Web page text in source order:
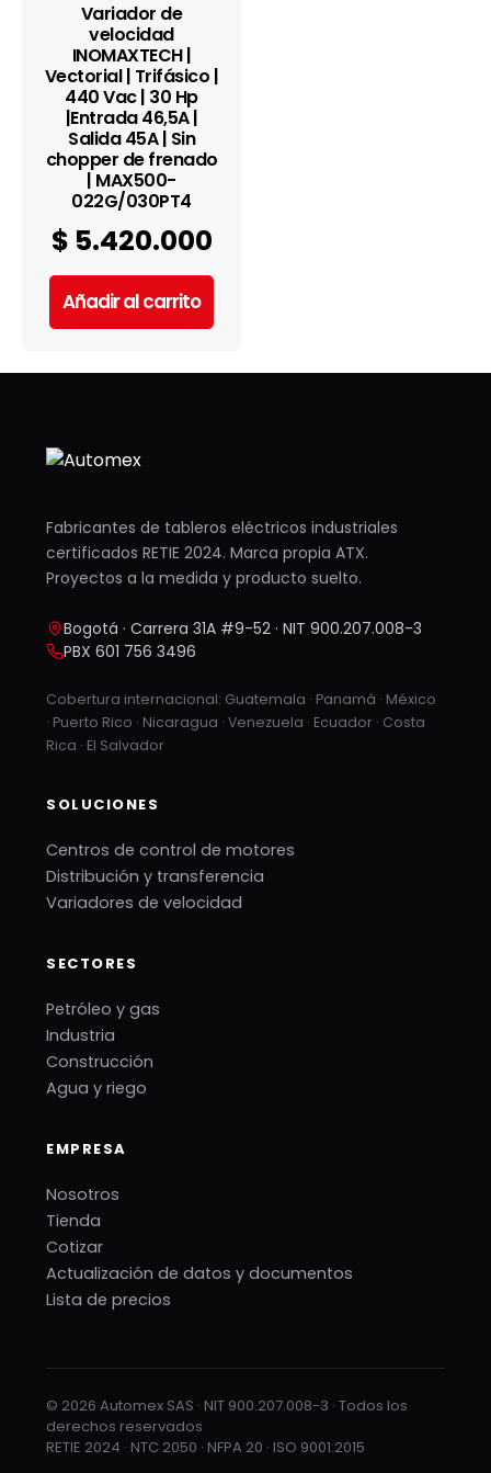
Variador de
velocidad
INOMAXTECH |
Vectorial | Trifásico |
440 Vac | 30 Hp
|Entrada 46,5A |
Salida 45A | Sin
chopper de frenado
| MAX500-
022G/030PT4
$ 5.420.000
Añadir al carrito
Fabricantes de tableros eléctricos industriales
certificados RETIE 2024. Marca propia ATX.
Proyectos a la medida y producto suelto.
Bogotá · Carrera 31A #9-52 · NIT 900.207.008-3
PBX 601 756 3496
Cobertura internacional: Guatemala · Panamá · México
· Puerto Rico · Nicaragua · Venezuela · Ecuador · Costa
Rica · El Salvador
SOLUCIONES
Centros de control de motores
Distribución y transferencia
Variadores de velocidad
SECTORES
Petróleo y gas
Industria
Construcción
Agua y riego
EMPRESA
Nosotros
Tienda
Cotizar
Actualización de datos y documentos
Lista de precios
© 2026 Automex SAS · NIT 900.207.008-3 · Todos los
derechos reservados
RETIE 2024 · NTC 2050 · NFPA 20 · ISO 9001:2015